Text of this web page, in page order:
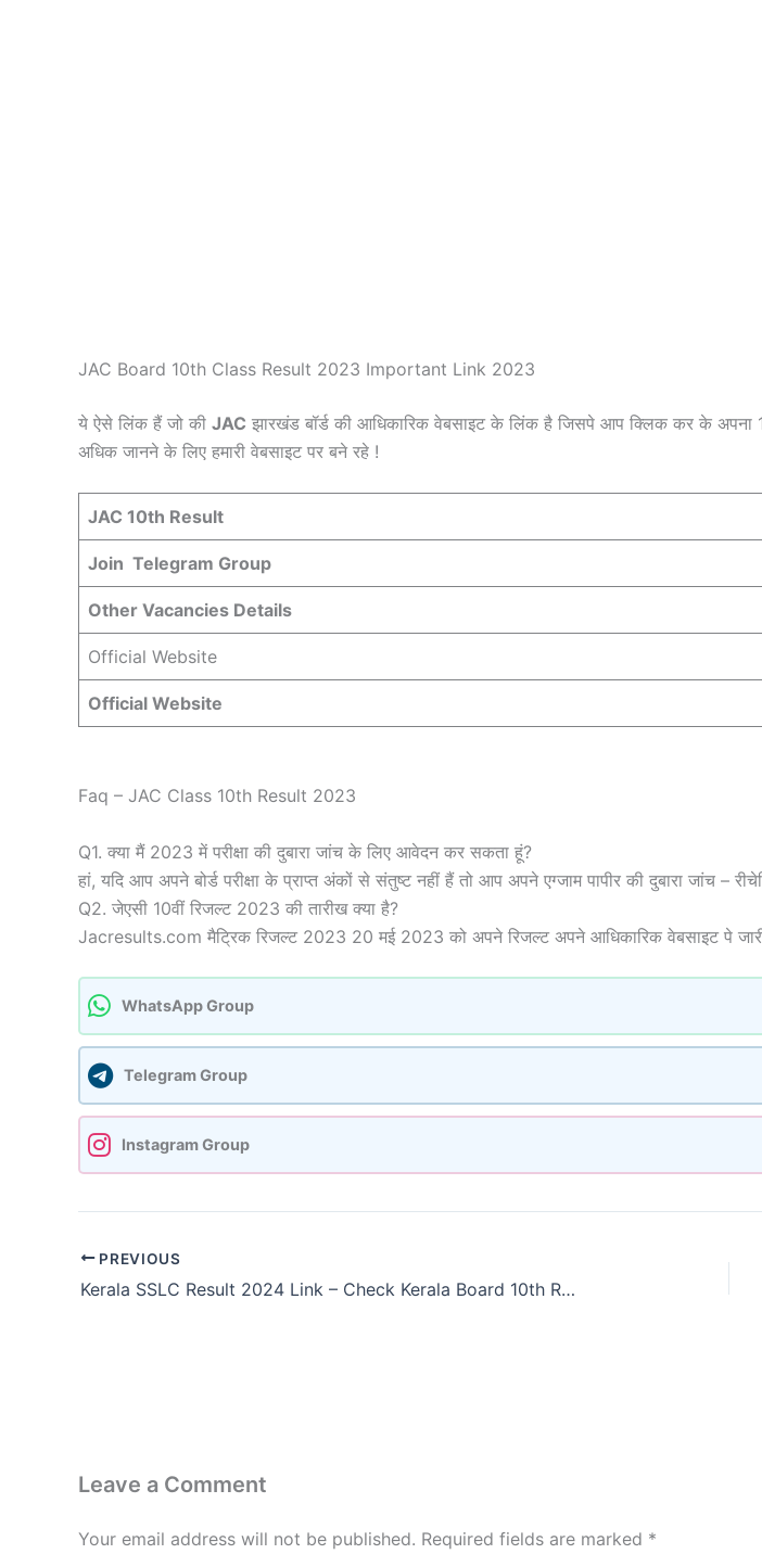
JAC Board 10th Class Result 2023 Important Link 2023
ये ऐसे लिंक हैं जो की JAC झारखंड बॉर्ड की आधिकारिक वेबसाइट के लिंक है जिसपे आप क्लिक कर के
अधिक जानने के लिए हमारी वेबसाइट पर बने रहे !
JAC 10th Result
Join Telegram Group
Other Vacancies Details
Official Website
Official Website
Faq – JAC Class 10th Result 2023
Q1. क्या मैं 2023 में परीक्षा की दुबारा जांच के लिए आवेदन कर सकता हूं?
हां, यदि आप अपने बोर्ड परीक्षा के प्राप्त अंकों से संतुष्ट नहीं हैं तो आप अपने एग्जाम पापीर की दुबारा जांच
Q2. जेएसी 10वीं रिजल्ट 2023 की तारीख क्या है?
Jacresults.com मैट्रिक रिजल्ट 2023 20 मई 2023 को अपने रिजल्ट अपने आधिकारिक वेबसाइट पे
WhatsApp Group
Telegram Group
Instagram Group
PREVIOUS
Kerala SSLC Result 2024 Link – Check Kerala Board 10th Results Release Date Out
Leave a Comment
Your email address will not be published. Required fields are marked *